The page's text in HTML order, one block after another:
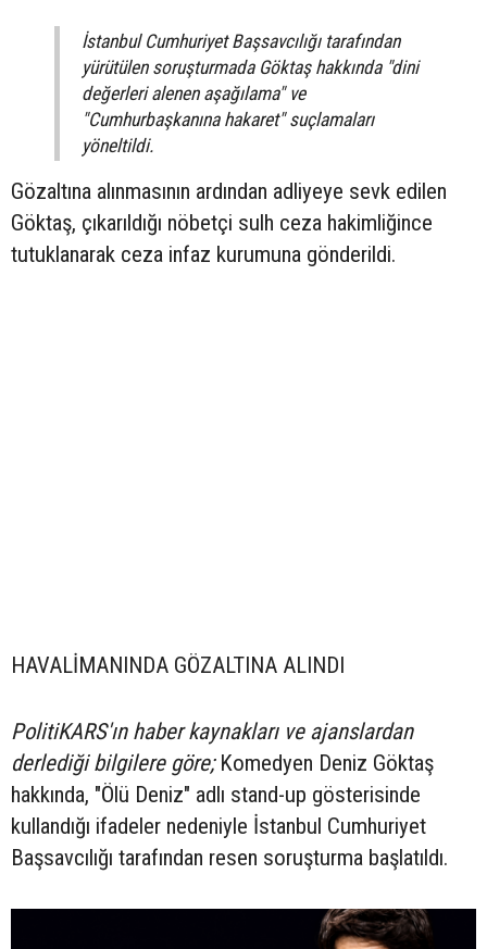
İstanbul Cumhuriyet Başsavcılığı tarafından
yürütülen soruşturmada Göktaş hakkında "dini
değerleri alenen aşağılama" ve
"Cumhurbaşkanına hakaret" suçlamaları
yöneltildi.
Gözaltına alınmasının ardından adliyeye sevk edilen
Göktaş, çıkarıldığı nöbetçi sulh ceza hakimliğince
tutuklanarak ceza infaz kurumuna gönderildi.
HAVALİMANINDA GÖZALTINA ALINDI
PolitiKARS'ın haber kaynakları ve ajanslardan
derlediği bilgilere göre;Komedyen Deniz Göktaş
hakkında, "Ölü Deniz" adlı stand-up gösterisinde
kullandığı ifadeler nedeniyle İstanbul Cumhuriyet
Başsavcılığı tarafından resen soruşturma başlatıldı.